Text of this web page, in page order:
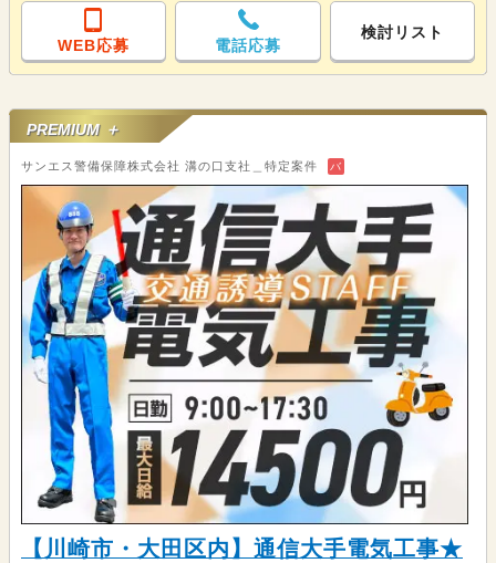
WEB応募 電話応募
検討リスト
PREMIUM ＋
サンエス警備保障株式会社 溝の口支社＿特定案件 バ
【川崎市・大田区内】通信大手電気工事★